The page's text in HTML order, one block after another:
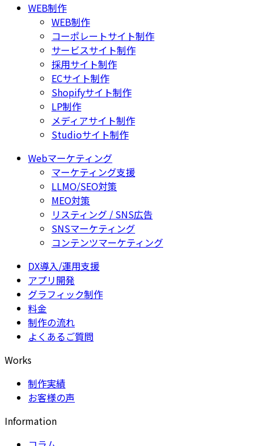
WEB制作
WEB制作
コーポレートサイト制作
サービスサイト制作
採用サイト制作
ECサイト制作
Shopifyサイト制作
LP制作
メディアサイト制作
Studioサイト制作
Webマーケティング
マーケティング支援
LLMO/SEO対策
MEO対策
リスティング / SNS広告
SNSマーケティング
コンテンツマーケティング
DX導入/運用支援
アプリ開発
グラフィック制作
料金
制作の流れ
よくあるご質問
Works
制作実績
お客様の声
Information